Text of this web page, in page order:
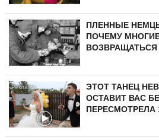
ПЛЕННЫЕ
ПОЧЕМУ
ЭТОТ ТАНЕЦ
ОСТАВИТ ВАС
ПЕРЕСМОТРЕЛА